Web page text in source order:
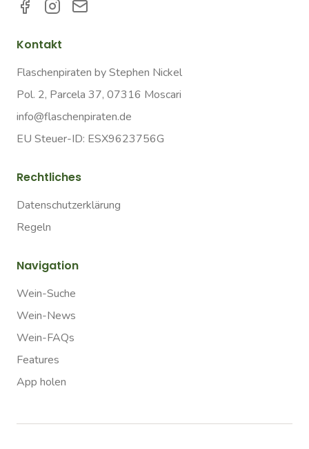
Kontakt
Flaschenpiraten by Stephen Nickel
Pol. 2, Parcela 37, 07316 Moscari
info@flaschenpiraten.de
EU Steuer-ID: ESX9623756G
Rechtliches
Datenschutzerklärung
Regeln
Navigation
Wein-Suche
Wein-News
Wein-FAQs
Features
App holen